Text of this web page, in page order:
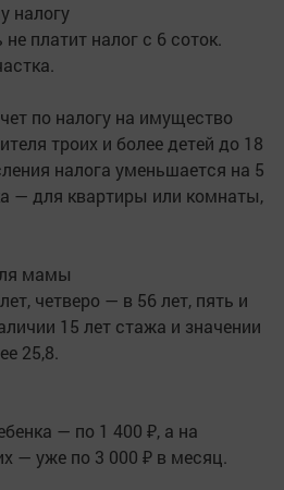
налогу
платит налог с 6 соток.
по налогу на имущество
троих и более детей до 18
налога уменьшается на 5
— для квартиры или комнаты,
мамы
четверо — в 56 лет, пять и
15 лет стажа и значении
25,8.
— по 1 400 ₽, а на
— уже по 3 000 ₽ в месяц.